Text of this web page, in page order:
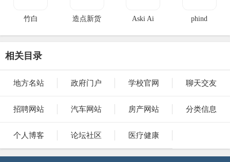
竹白 造点新货 Aski Ai phind
相关目录
地方名站 政府门户 学校官网 聊天交友
招聘网站 汽车网站 房产网站 分类信息
个人博客 论坛社区 医疗健康